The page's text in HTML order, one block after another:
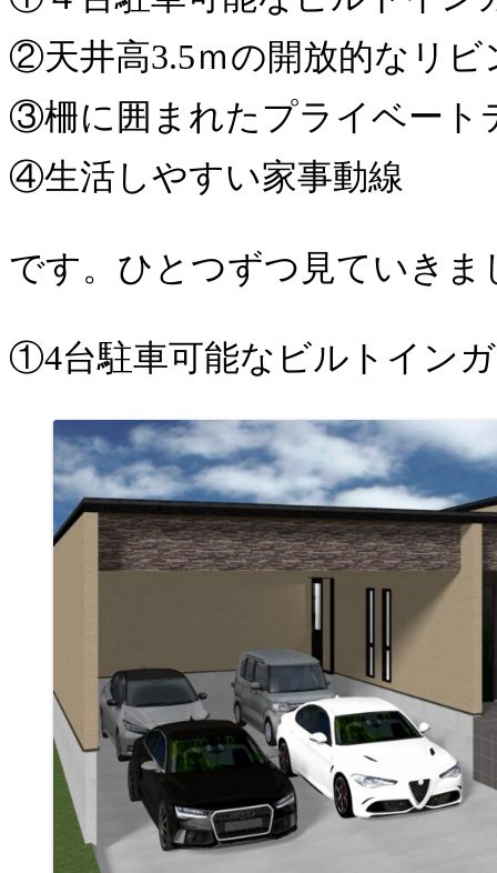
②天井高3.5ｍの開放的なリビ
③柵に囲まれたプライベート
④生活しやすい家事動線
です。ひとつずつ見ていき
①4台駐車可能なビルトイン